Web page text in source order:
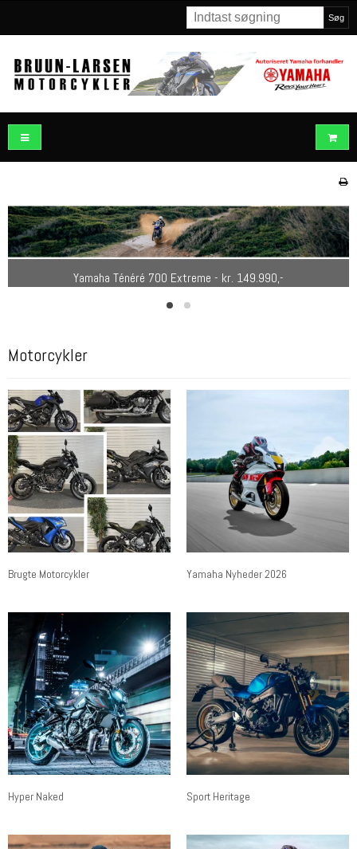
Søg
Yamaha Ténéré 700 Extreme - kr. 149.990,-
Motorcykler
Brugte Motorcykler Yamaha Nyheder 2026
Hyper Naked Sport Heritage